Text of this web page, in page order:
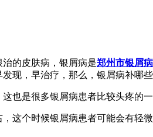
的皮肤病，银屑病是郑州市银屑
现，早治疗，那么，银屑病补哪
也是很多银屑病患者比较头疼的
这个时候银屑病患者可能会有